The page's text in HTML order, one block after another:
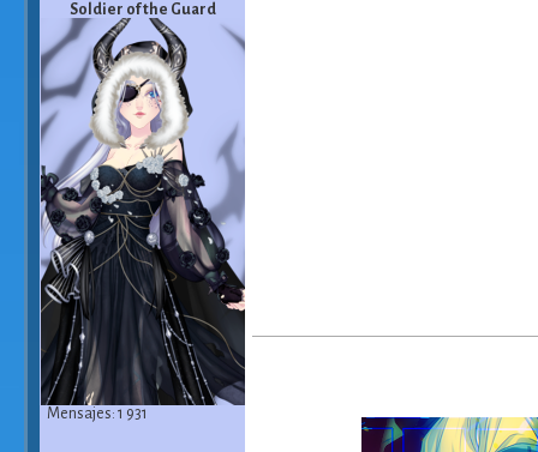
Soldier of the Guard
Mensajes: 1 931